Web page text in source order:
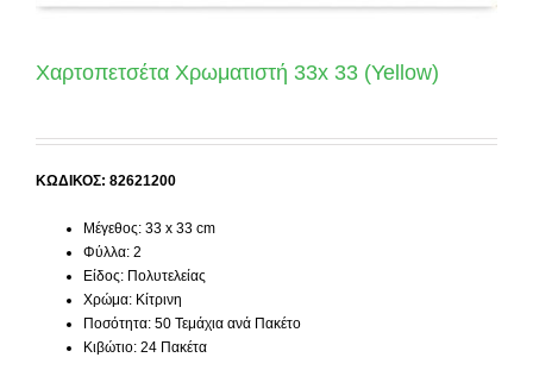
Χαρτοπετσέτα Χρωματιστή 33x 33 (Yellow)
ΚΩΔΙΚΟΣ: 82621200
Μέγεθος: 33 x 33 cm
Φύλλα: 2
Είδος: Πολυτελείας
Χρώμα: Κίτρινη
Ποσότητα: 50 Τεμάχια ανά Πακέτο
Κιβώτιο: 24 Πακέτα